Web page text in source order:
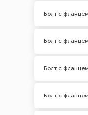
Болт с
Болт с
Болт с
Болт с